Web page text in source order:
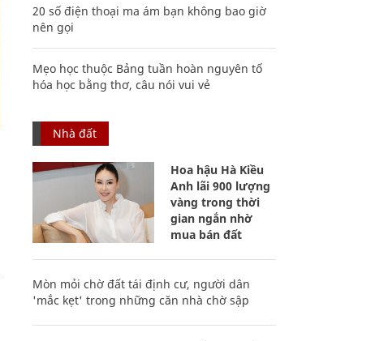
20 số điện thoại ma ám bạn không bao giờ
nên gọi
Mẹo học thuộc Bảng tuần hoàn nguyên tố
hóa học bằng thơ, câu nói vui vẻ
Nhà đất
Hoa hậu Hà Kiều
Anh lãi 900 lượng
vàng trong thời
gian ngắn nhờ
mua bán đất
Mòn mỏi chờ đất tái định cư, người dân
'mắc kẹt' trong những căn nhà chờ sập